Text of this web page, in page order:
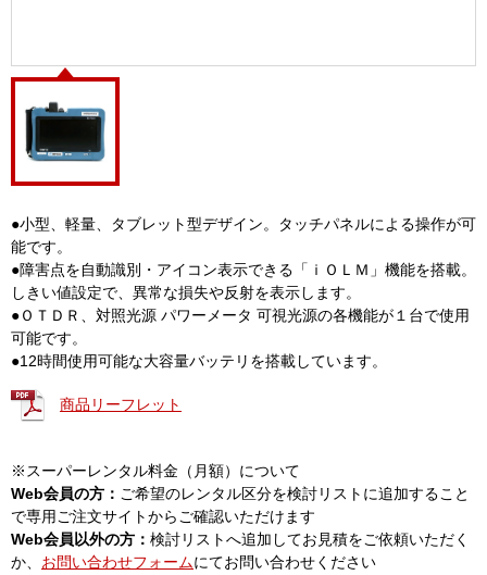
●小型、軽量、タブレット型デザイン。タッチパネルによる操作が可
能です。
●障害点を自動識別・アイコン表示できる「ｉＯＬＭ」機能を搭載。
しきい値設定で、異常な損失や反射を表示します。
●ＯＴＤＲ、対照光源 パワーメータ 可視光源の各機能が１台で使用
可能です。
●12時間使用可能な大容量バッテリを搭載しています。
商品リーフレット
※スーパーレンタル料金（月額）について
Web会員の方： ご希望のレンタル区分を検討リストに追加すること
で専用ご注文サイトからご確認いただけます
Web会員以外の方： 検討リストへ追加してお見積をご依頼いただく
か、 お問い合わせフォームにてお問い合わせください